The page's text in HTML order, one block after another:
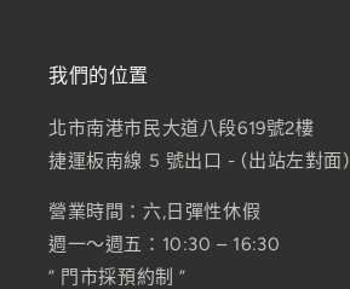
我們的位置
北市南港市民大道八段619號2樓
捷運板南線 5 號出口 - (出站左對面)
營業時間：六,日彈性休假
週一～週五：10:30 – 16:30
” 門市採預約制 ”